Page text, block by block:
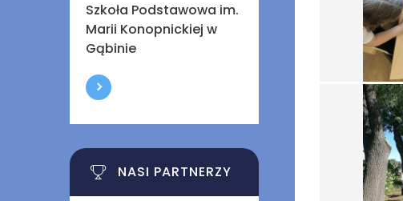
Szkoła Podstawowa im.
Marii Konopnickiej w
Gąbinie
NASI PARTNERZY